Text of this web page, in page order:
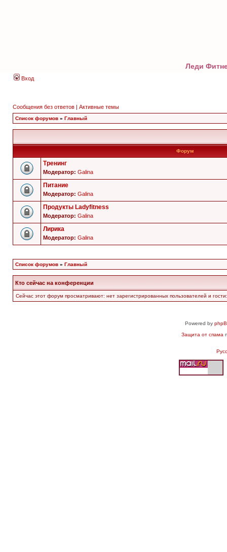
Леди
Вход
Сообщения без ответов | Активные темы
Список форумов » Главный
Форум
Тренинг
Модератор: Galina
Питание
Модератор: Galina
Продукты Ladyfitness
Модератор: Galina
Лирика
Модератор: Galina
Список форумов » Главный
Кто сейчас на конференции
Сейчас этот форум просматривают: нет зарегистрированных пользователей и
Powered by
Защита от спама